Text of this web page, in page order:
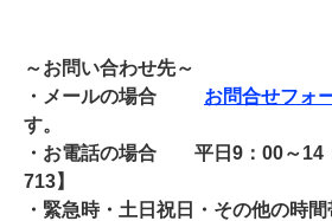
～お問い合わせ先～
・メールの場合 お問合せフォ
す。
・お電話の場合 平日9：00～14
713】
・緊急時・土日祝日・その他の